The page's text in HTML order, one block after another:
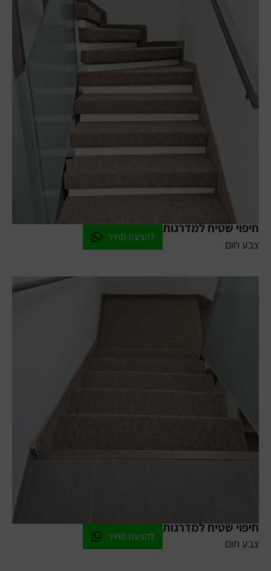
חיפוי שטיח למדרגות
צבע חום
להצעת מחיר
חיפוי שטיח למדרגות
צבע חום
להצעת מחיר